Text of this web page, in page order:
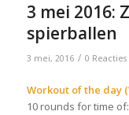
3 mei 2016:
spierballen
3 mei, 2016 / 0 Reacties
Workout of the day
10 rounds for time of: